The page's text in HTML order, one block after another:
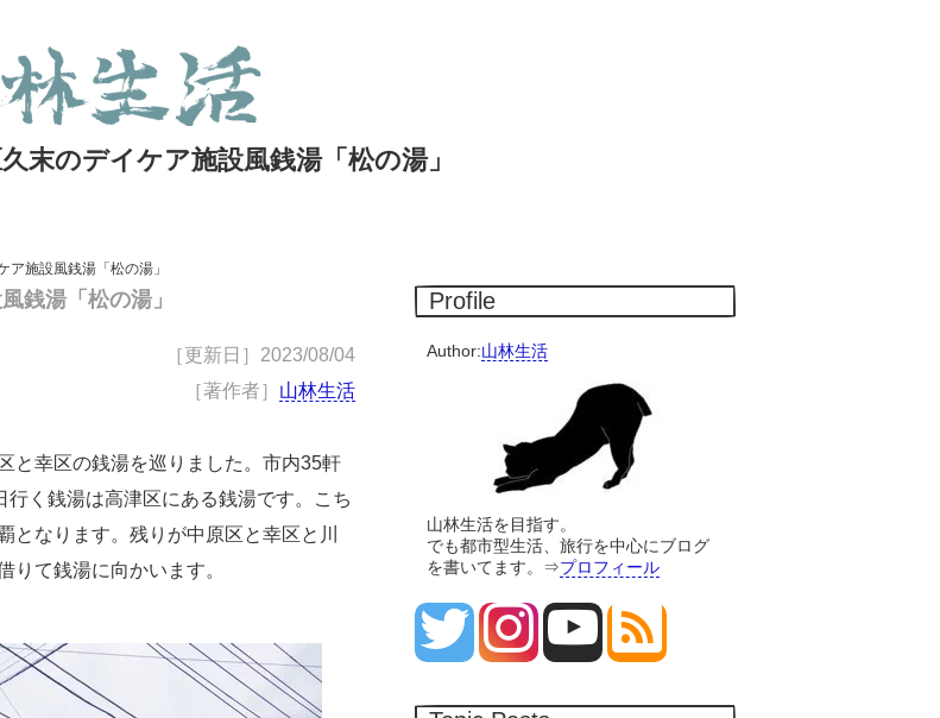
末のデイケア施設風銭湯「松の湯」
ア施設風銭湯「松の湯」
銭湯「松の湯」
［更新日］ 2023/08/04
［著作者］ 山林生活
と幸区の銭湯を巡りました。市内35軒
く銭湯は高津区にある銭湯です。こち
なります。残りが中原区と幸区と川
りて銭湯に向かいます。
Profile
Author:山林生活
山林生活を目指す。
でも都市型生活、旅行を中心にブログ
を書いてます。⇒プロフィール